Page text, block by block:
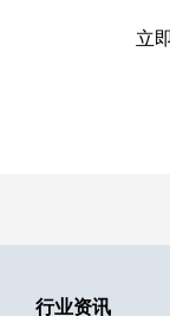
立
行业资讯